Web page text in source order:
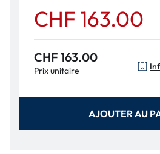
CHF 163.00
CHF 163.00
Prix unitaire
AJOUTER AU